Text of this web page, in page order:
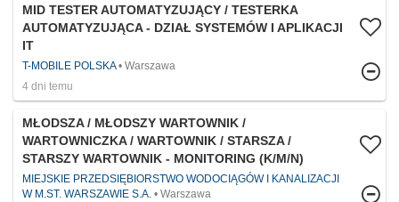
MID TESTER AUTOMATYZUJĄCY / TESTERKA
AUTOMATYZUJĄCA - DZIAŁ SYSTEMÓW I APLIKACJI
IT
T-MOBILE POLSKA
Warszawa
4 dni temu
MŁODSZA / MŁODSZY WARTOWNIK /
WARTOWNICZKA / WARTOWNIK / STARSZA /
STARSZY WARTOWNIK - MONITORING (K/M/N)
MIEJSKIE PRZEDSIĘBIORSTWO WODOCIĄGÓW I KANALIZACJI
W M.ST. WARSZAWIE S.A.
Warszawa